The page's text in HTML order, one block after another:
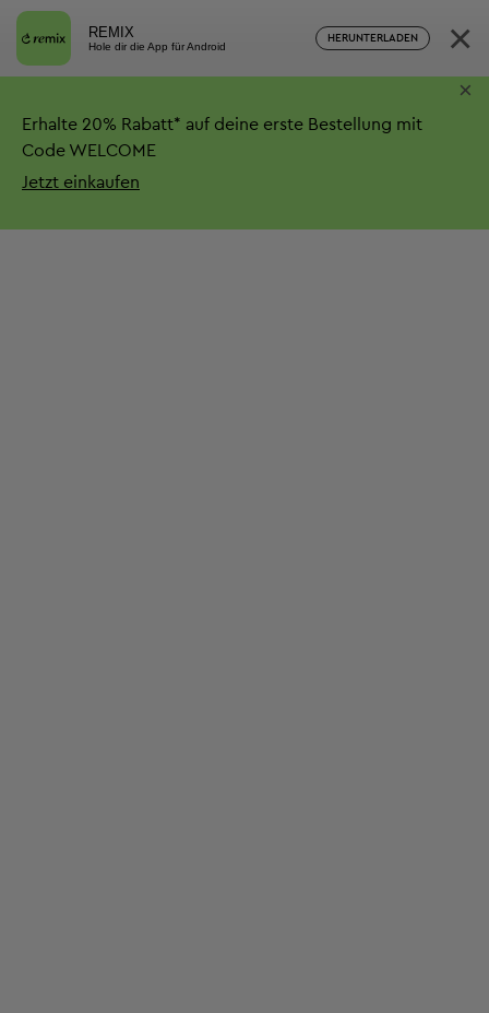
REMIX
Hole dir die App für Android
HERUNTERLADEN ×
Erhalte 20% Rabatt* auf deine erste Bestellung mit
Code WELCOME
Jetzt einkaufen
×